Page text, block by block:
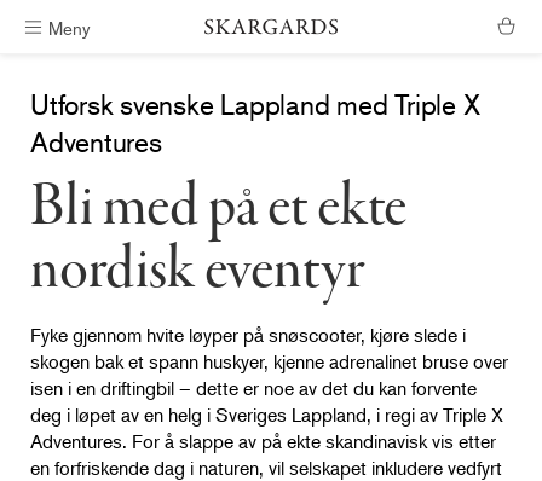
Meny Fri frakt i Sør-Norge
Utforsk svenske Lappland med Triple X
Adventures
Bli med på et ekte
nordisk eventyr
Fyke gjennom hvite løyper på snøscooter, kjøre slede i
skogen bak et spann huskyer, kjenne adrenalinet bruse over
isen i en driftingbil – dette er noe av det du kan forvente
deg i løpet av en helg i Sveriges Lappland, i regi av Triple X
Adventures. For å slappe av på ekte skandinavisk vis etter
en forfriskende dag i naturen, vil selskapet inkludere vedfyrt